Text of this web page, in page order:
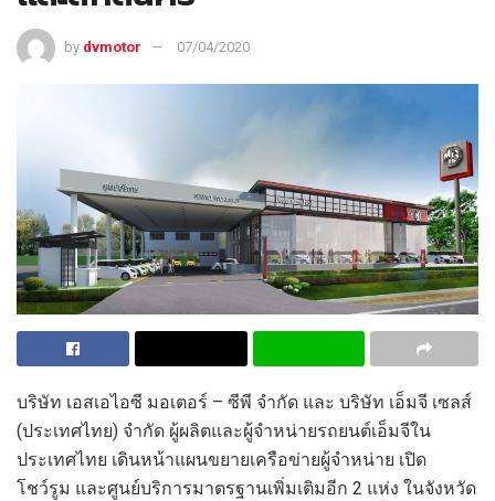
by dvmotor 07/04/2020
บริษัท เอสเอไอซี มอเตอร์ – ซีพี จำกัด และ บริษัท เอ็มจี เซลส์
(ประเทศไทย) จำกัด ผู้ผลิตและผู้จำหน่ายรถยนต์เอ็มจีใน
ประเทศไทย เดินหน้าแผนขยายเครือข่ายผู้จำหน่าย เปิด
โชว์รูม และศูนย์บริการมาตรฐานเพิ่มเติมอีก 2 แห่ง ในจังหวัด